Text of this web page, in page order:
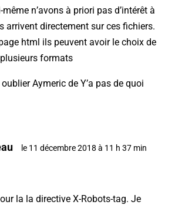
n’avons à priori pas d’intérêt à
arrivent directement sur ces fichiers.
html ils peuvent avoir le choix de
formats
Aymeric de Y’a pas de quoi
le 11 décembre 2018 à 11 h 37 min
la la directive X-Robots-tag. Je